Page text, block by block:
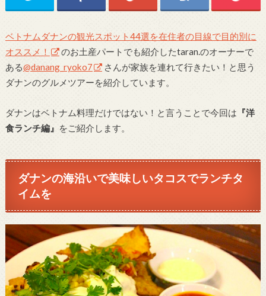
ベトナムダナンの観光スポット44選を在住者の目線で目的別に
オススメ！
のお土産パートでも紹介したtaran.のオーナーで
ある@danang_ryoko7
さんが家族を連れて行きたい！と思う
ダナンのグルメツアーを紹介しています。
ダナンはベトナム料理だけではない！と言うことで今回は 『洋
食ランチ編』 をご紹介します。
ダナンの海沿いで美味しいタコスでランチタ
イムを